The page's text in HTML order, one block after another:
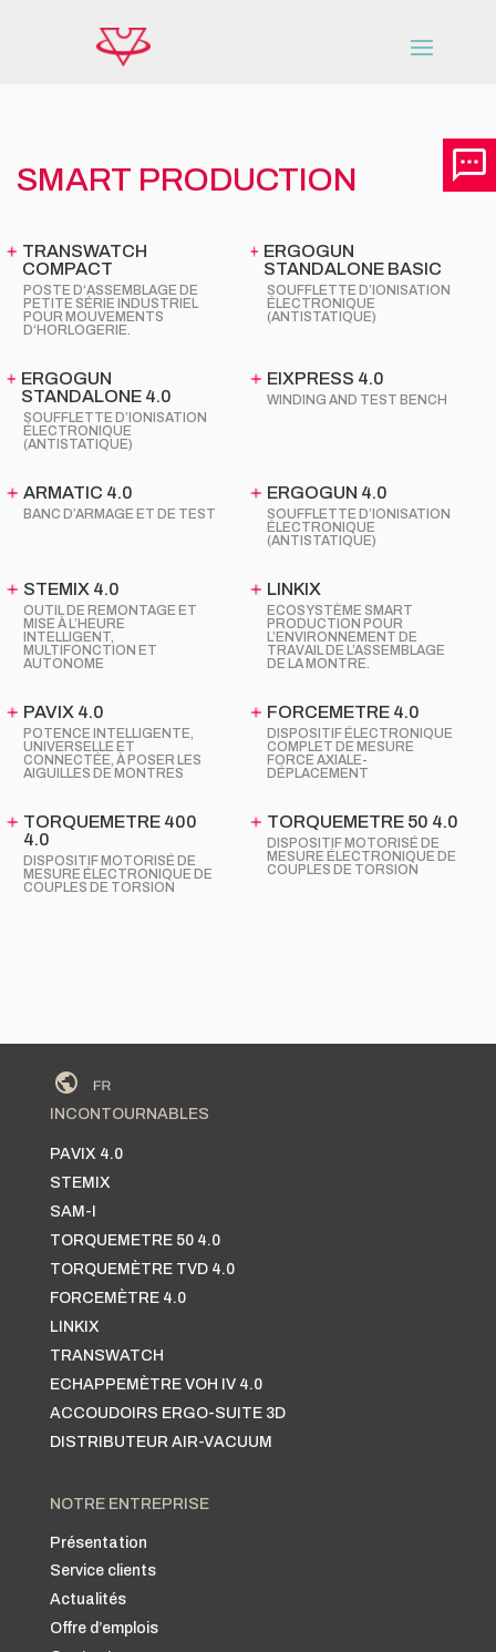
SMART PRODUCTION
TRANSWATCH
COMPACT
POSTE D‘ASSEMBLAGE DE
PETITE SÉRIE INDUSTRIEL
POUR MOUVEMENTS
D‘HORLOGERIE.
ERGOGUN
STANDALONE BASIC
SOUFFLETTE D’IONISATION
ÉLECTRONIQUE
(ANTISTATIQUE)
ERGOGUN
STANDALONE 4.0
SOUFFLETTE D’IONISATION
ÉLECTRONIQUE
(ANTISTATIQUE)
EIXPRESS 4.0
WINDING AND TEST BENCH
ARMATIC 4.0
BANC D’ARMAGE ET DE TEST
ERGOGUN 4.0
SOUFFLETTE D’IONISATION
ÉLECTRONIQUE
(ANTISTATIQUE)
STEMIX 4.0
OUTIL DE REMONTAGE ET
MISE À L’HEURE
INTELLIGENT,
MULTIFONCTION ET
AUTONOME
LINKIX
ECOSYSTÈME SMART
PRODUCTION POUR
L’ENVIRONNEMENT DE
TRAVAIL DE L’ASSEMBLAGE
DE LA MONTRE.
PAVIX 4.0
POTENCE INTELLIGENTE,
UNIVERSELLE ET
CONNECTÉE, À POSER LES
AIGUILLES DE MONTRES
FORCEMETRE 4.0
DISPOSITIF ÉLECTRONIQUE
COMPLET DE MESURE
FORCE AXIALE-
DÉPLACEMENT
TORQUEMETRE 400
4.0
DISPOSITIF MOTORISÉ DE
MESURE ÉLECTRONIQUE DE
COUPLES DE TORSION
TORQUEMETRE 50 4.0
DISPOSITIF MOTORISÉ DE
MESURE ÉLECTRONIQUE DE
COUPLES DE TORSION
INCONTOURNABLES
PAVIX 4.0
STEMIX
SAM-I
TORQUEMETRE 50 4.0
TORQUEMÈTRE TVD 4.0
FORCEMÈTRE 4.0
LINKIX
TRANSWATCH
ECHAPPEMÈTRE VOH IV 4.0
ACCOUDOIRS ERGO-SUITE 3D
DISTRIBUTEUR AIR-VACUUM
NOTRE ENTREPRISE
Présentation
Service clients
Actualités
Offre d’emplois